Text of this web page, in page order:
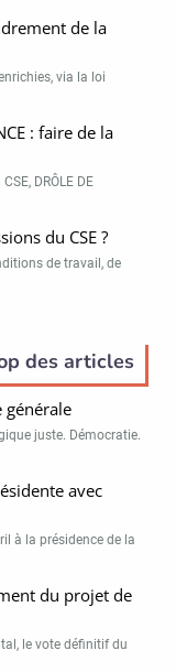
de la
via la loi
: faire de la
DRÔLE DE
du CSE ?
de travail, de
des articles
générale
juste. Démocratie.
avec
à la présidence de la
du projet de
le vote définitif du